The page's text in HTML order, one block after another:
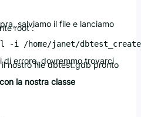
salviamo il file e lanciamo
root :
di errore, dovremmo trovarci
nostro file dbtest.gdb pronto
la nostra classe